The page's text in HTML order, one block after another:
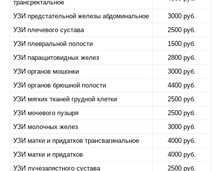
трансректальное
УЗИ предстательной железы абдоминальное
3000 руб.
УЗИ плечевого сустава
2500 руб.
УЗИ плевральной полости
1500 руб.
УЗИ паращитовидных желез
2800 руб.
УЗИ органов мошонки
3000 руб.
УЗИ органов брюшной полости
4400 руб.
УЗИ мягких тканей грудной клетки
2500 руб.
УЗИ мочевого пузыря
2500 руб.
УЗИ молочных желез
3000 руб.
УЗИ матки и придатков трансвагинальное
4000 руб.
УЗИ матки и придатков
4000 руб.
УЗИ лучезапястного сустава
2500 руб.